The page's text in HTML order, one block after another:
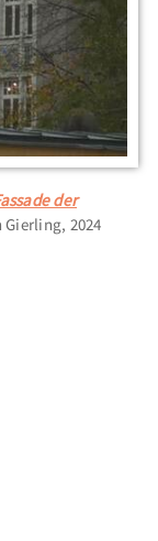
der
Gierling, 2024